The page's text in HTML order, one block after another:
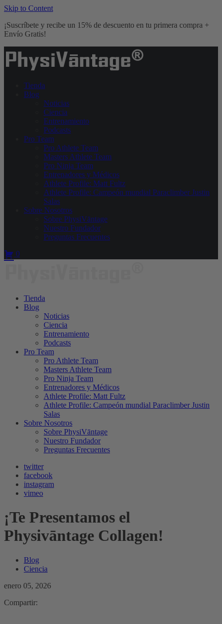
Skip to Content
¡Suscríbete y recibe un 15% de descuento en tu primera compra +
Envío Gratis!
Tienda
Blog
Noticias
Ciencia
Entrenamiento
Podcasts
Pro Team
Pro Athlete Team
Masters Athlete Team
Pro Ninja Team
Entrenadores y Médicos
Athlete Profile: Matt Fultz
Athlete Profile: Campeón mundial Paraclimber Justin
Salas
Sobre Nosotros
Sobre PhysiVāntage
Nuestro Fundador
Preguntas Frecuentes
0
Tienda
Blog
Noticias
Ciencia
Entrenamiento
Podcasts
Pro Team
Pro Athlete Team
Masters Athlete Team
Pro Ninja Team
Entrenadores y Médicos
Athlete Profile: Matt Fultz
Athlete Profile: Campeón mundial Paraclimber Justin
Salas
Sobre Nosotros
Sobre PhysiVāntage
Nuestro Fundador
Preguntas Frecuentes
twitter
facebook
instagram
vimeo
¡Te Presentamos el
Physivāntage Collagen!
Blog
Ciencia
enero 05, 2026
Compartir: